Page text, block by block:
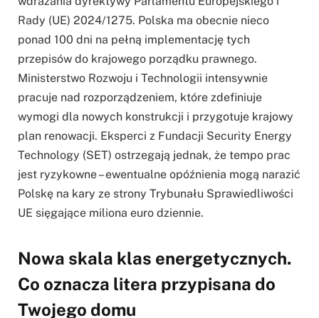
Rady (UE) 2024/1275. Polska ma obecnie nieco
ponad 100 dni na pełną implementację tych
przepisów do krajowego porządku prawnego.
Ministerstwo Rozwoju i Technologii intensywnie
pracuje nad rozporządzeniem, które zdefiniuje
wymogi dla nowych konstrukcji i przygotuje krajowy
plan renowacji. Eksperci z Fundacji Security Energy
Technology (SET) ostrzegają jednak, że tempo prac
jest ryzykowne – ewentualne opóźnienia mogą narazić
Polskę na kary ze strony Trybunału Sprawiedliwości
UE sięgające miliona euro dziennie.
Nowa skala klas energetycznych.
Co oznacza litera przypisana do
Twojego domu